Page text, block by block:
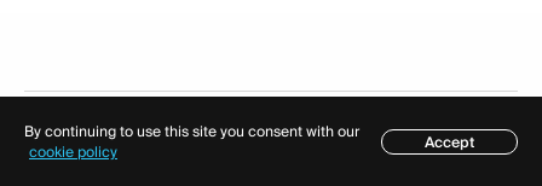
목차
솔루션
By continuing to use this site you consent with our
cookie policy
Accept